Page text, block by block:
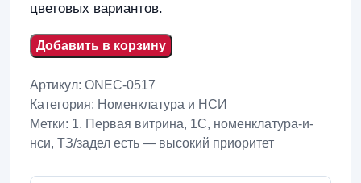
цветовых вариантов.
Добавить в корзину
Артикул: ONEC-0517
Категория: Номенклатура и НСИ
Метки: 1. Первая витрина, 1С, номенклатура-и-
нси, ТЗ/задел есть — высокий приоритет